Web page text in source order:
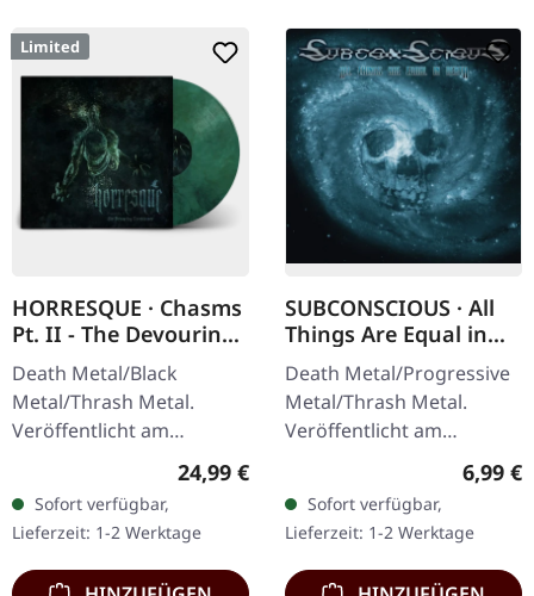
Limited
HORRESQUE · Chasms
Pt. II - The Devouring
Exorbitance |
MARBLED LP
Death Metal/Black
Metal/Thrash Metal.
Veröffentlicht am
22.03.2024, auf Supreme
Chaos Records. Exklusives
'Malstrom
Clear/Grün/Schwarz
marmoriertes'…
Regulärer Preis:
24,99 €
Sofort verfügbar,
Lieferzeit: 1-2 Werktage
SUBCONSCIOUS · All
Things Are Equal in
Death | CD
Death Metal/Progressive
Metal/Thrash Metal.
Veröffentlicht am
08.08.2008, auf Supreme
Chaos Records. CD im
Jewelcase mit 8-seitigem
Booklet.…
6,99 €
Sofort verfügbar,
Lieferzeit: 1-2 Werktage